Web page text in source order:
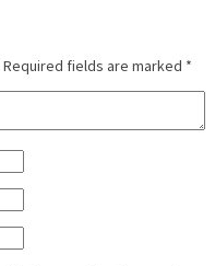
Required fields are marked *